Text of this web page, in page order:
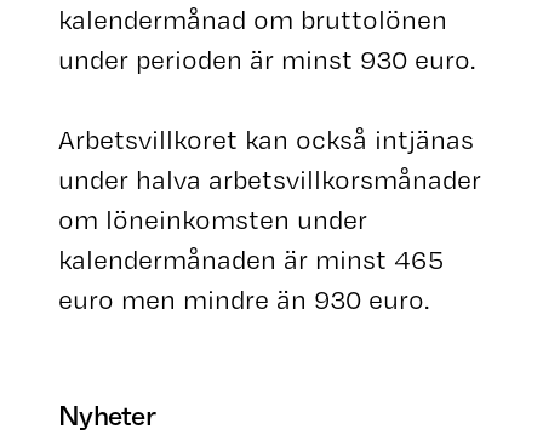
Nyheter
kalendermånad om bruttolönen
under perioden är minst 930 euro.
Arbetsvillkoret kan också intjänas
under halva arbetsvillkorsmånader
om löneinkomsten under
kalendermånaden är minst 465
euro men mindre än 930 euro.